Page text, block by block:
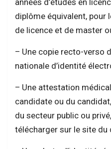
diplôme équivalent,
de licence et de master
– Une copie recto-verso
nationale d’identité
– Une attestation
candidate ou du
du secteur public ou
télécharger sur le site du